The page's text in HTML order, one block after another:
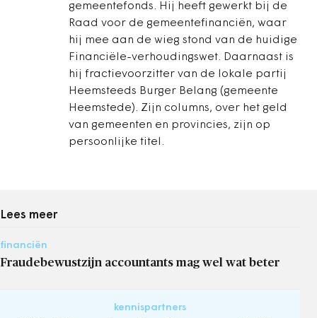
gemeentefonds. Hij heeft gewerkt bij de
Raad voor de gemeentefinanciën, waar
hij mee aan de wieg stond van de huidige
Financiële-verhoudingswet. Daarnaast is
hij fractievoorzitter van de lokale partij
Heemsteeds Burger Belang (gemeente
Heemstede). Zijn columns, over het geld
van gemeenten en provincies, zijn op
persoonlijke titel.
Lees meer
financiën
Fraudebewustzijn accountants mag wel wat beter
kennispartners